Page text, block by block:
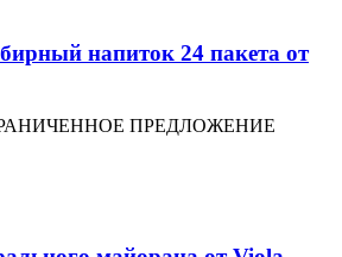
напиток 24 пакета от
ПРЕДЛОЖЕНИЕ